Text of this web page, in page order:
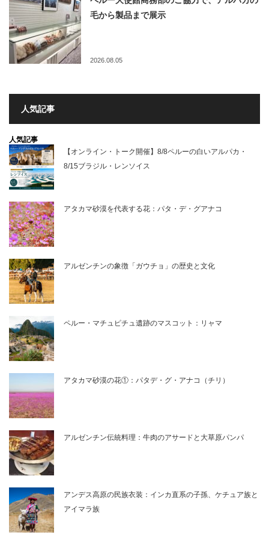
毛から製品まで展示
2026.08.05
人気記事
人気記事
【オンライン・トーク開催】8/8ペルーの白いアルパカ・
8/15ブラジル・レンソイス
アタカマ砂漠を代表する花：パタ・デ・グアナコ
アルゼンチンの象徴「ガウチョ」の歴史と文化
ペルー・マチュピチュ遺跡のマスコット：リャマ
アタカマ砂漠の花①：パタデ・グ・アナコ（チリ）
アルゼンチン伝統料理：牛肉のアサードと大草原パンパ
アンデス高原の民族衣装：インカ直系の子孫、ケチュア族と
アイマラ族